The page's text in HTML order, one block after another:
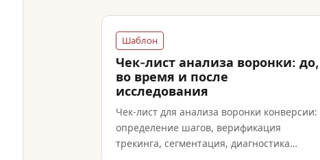
Шаблон
Чек-лист анализа воронки: до,
во время и после
исследования
Чек-лист для анализа воронки конверсии:
определение шагов, верификация
трекинга, сегментация, диагностика